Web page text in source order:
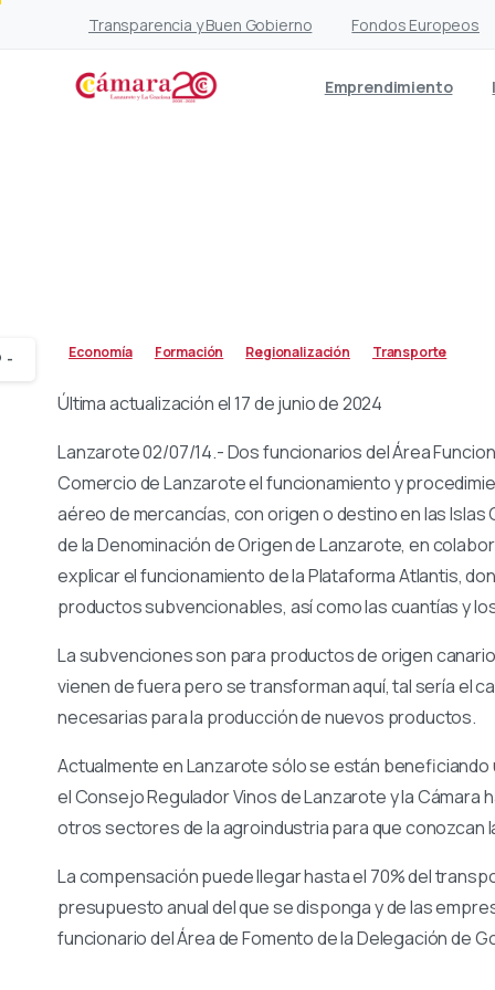
Transparencia y Buen Gobierno Fondos Europeos
Emprendimiento
Economía Formación Regionalización Transporte
Última actualización el 17 de junio de 2024
Lanzarote 02/07/14.- Dos funcionarios del Área
Comercio de Lanzarote el funcionamiento y
aéreo de mercancías, con origen o destino en las
de la Denominación de Origen de Lanzarote, en
explicar el funcionamiento de la Plataforma Atlantis,
productos subvencionables, así como las cuantías y
La subvenciones son para productos de origen
vienen de fuera pero se transforman aquí, tal sería el
necesarias para la producción de nuevos productos.
Actualmente en Lanzarote sólo se están
el Consejo Regulador Vinos de Lanzarote y la
otros sectores de la agroindustria para que conozcan
La compensación puede llegar hasta el 70% del
presupuesto anual del que se disponga y de las
funcionario del Área de Fomento de la Delegación de
-